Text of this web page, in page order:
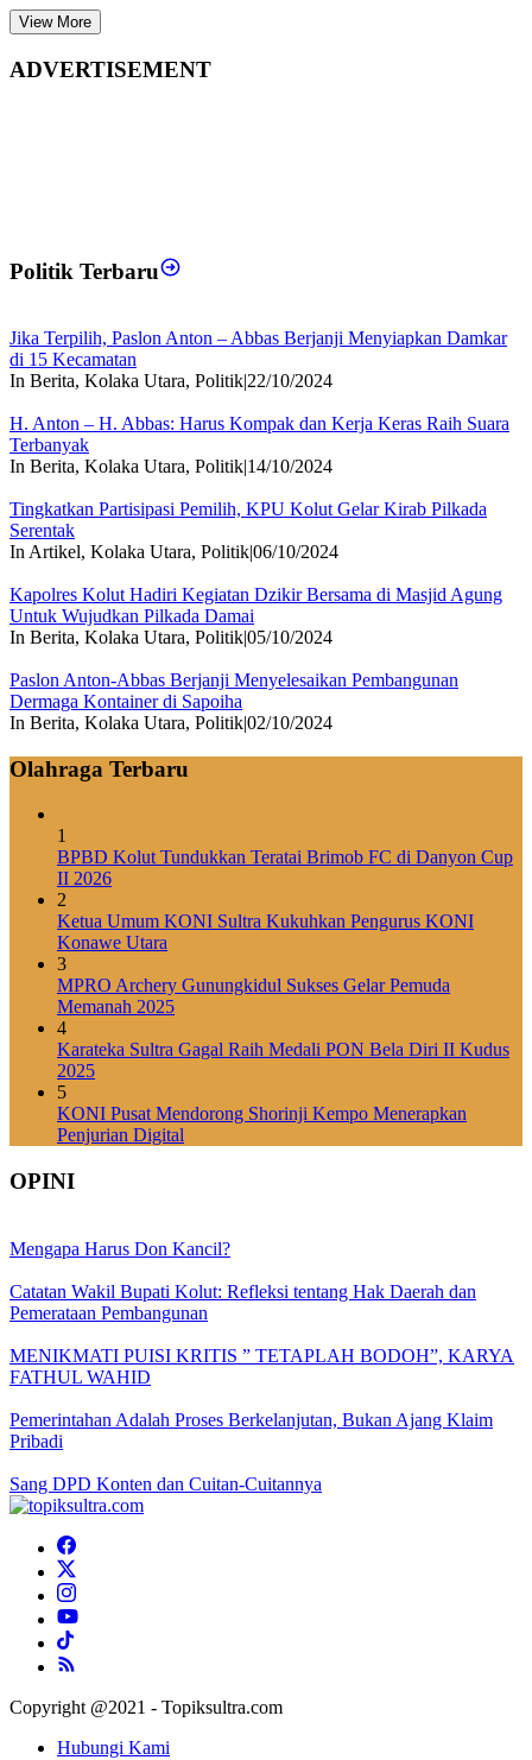
View More
ADVERTISEMENT
Politik Terbaru
Jika Terpilih, Paslon Anton – Abbas Berjanji Menyiapkan Damkar
di 15 Kecamatan
In Berita, Kolaka Utara, Politik|22/10/2024
H. Anton – H. Abbas: Harus Kompak dan Kerja Keras Raih Suara
Terbanyak
In Berita, Kolaka Utara, Politik|14/10/2024
Tingkatkan Partisipasi Pemilih, KPU Kolut Gelar Kirab Pilkada
Serentak
In Artikel, Kolaka Utara, Politik|06/10/2024
Kapolres Kolut Hadiri Kegiatan Dzikir Bersama di Masjid Agung
Untuk Wujudkan Pilkada Damai
In Berita, Kolaka Utara, Politik|05/10/2024
Paslon Anton-Abbas Berjanji Menyelesaikan Pembangunan
Dermaga Kontainer di Sapoiha
In Berita, Kolaka Utara, Politik|02/10/2024
Olahraga Terbaru
1
BPBD Kolut Tundukkan Teratai Brimob FC di Danyon Cup
II 2026
2
Ketua Umum KONI Sultra Kukuhkan Pengurus KONI
Konawe Utara
3
MPRO Archery Gunungkidul Sukses Gelar Pemuda
Memanah 2025
4
Karateka Sultra Gagal Raih Medali PON Bela Diri II Kudus
2025
5
KONI Pusat Mendorong Shorinji Kempo Menerapkan
Penjurian Digital
OPINI
Mengapa Harus Don Kancil?
Catatan Wakil Bupati Kolut: Refleksi tentang Hak Daerah dan
Pemerataan Pembangunan
MENIKMATI PUISI KRITIS ” TETAPLAH BODOH”, KARYA
FATHUL WAHID
Pemerintahan Adalah Proses Berkelanjutan, Bukan Ajang Klaim
Pribadi
Sang DPD Konten dan Cuitan-Cuitannya
Copyright @2021 - Topiksultra.com
Hubungi Kami